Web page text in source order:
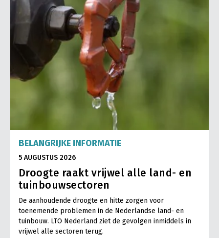
BELANGRIJKE INFORMATIE
5 AUGUSTUS 2026
Droogte raakt vrijwel alle land- en
tuinbouwsectoren
De aanhoudende droogte en hitte zorgen voor
toenemende problemen in de Nederlandse land- en
tuinbouw. LTO Nederland ziet de gevolgen inmiddels in
vrijwel alle sectoren terug.